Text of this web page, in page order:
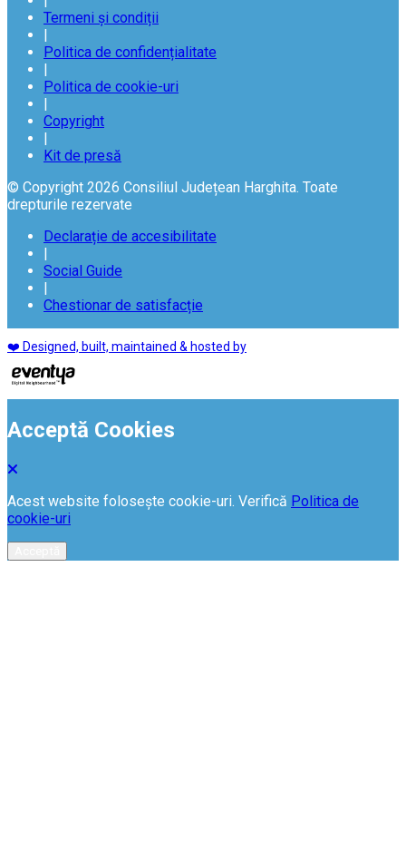
Termeni și condiții
|
Politica de confidențialitate
|
Politica de cookie-uri
|
Copyright
|
Kit de presă
© Copyright 2026 Consiliul Județean Harghita. Toate
drepturile rezervate
Declarație de accesibilitate
|
Social Guide
|
Chestionar de satisfacție
❤️ Designed, built, maintained & hosted by
Acceptă Cookies
Acest website folosește cookie-uri. Verifică Politica de
cookie-uri